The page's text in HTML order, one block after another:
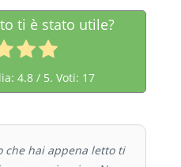
ti è stato utile?
4.8 / 5. Voti: 17
che hai appena letto ti